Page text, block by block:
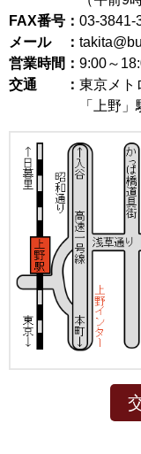
FAX番号： 03-3841-
メール ：
営業時間： 9:00～
交通 ： 東京メト
「上野